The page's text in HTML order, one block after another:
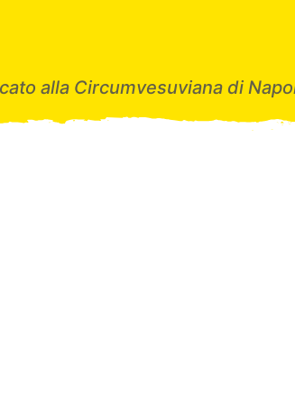
alla Circumvesuviana di